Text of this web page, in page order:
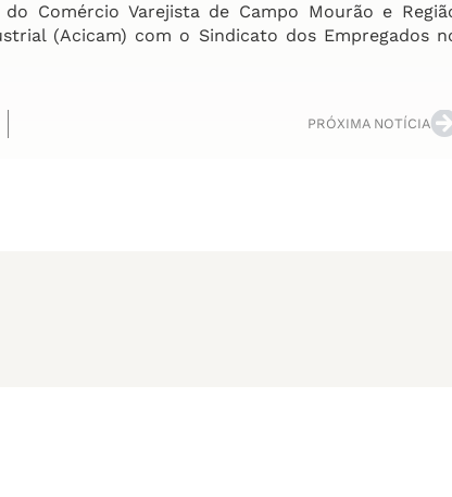
Comércio Varejista de Campo Mourão e
(Acicam) com o Sindicato dos Empregados
PRÓXIMA NOTÍCIA